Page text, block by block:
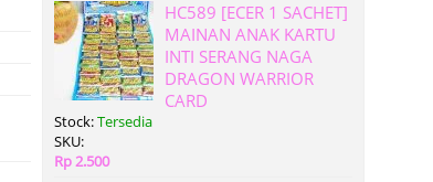
HC589 [ECER 1 SACHET]
MAINAN ANAK KARTU
INTI SERANG NAGA
DRAGON WARRIOR
CARD
Stock:Tersedia
SKU:
Rp 2.500